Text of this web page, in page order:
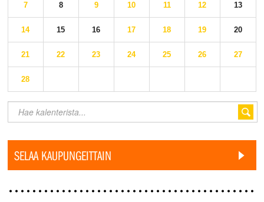
7 8 9 10 11 12 13
14 15 16 17 18 19 20
21 22 23 24 25 26 27
28
SELAA KAUPUNGEITTAIN